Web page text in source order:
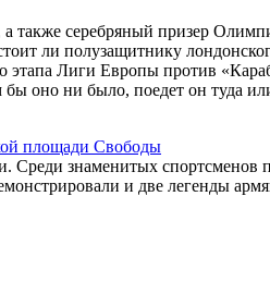
также серебряный призер
ли полузащитнику
этапа Лиги Европы против
оно ни было, поедет он туда
площади Свободы
Среди знаменитых спортсменов
и две легенды